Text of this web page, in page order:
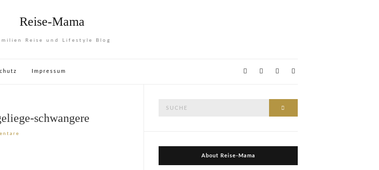
Reise-Mama
Reise und Lifestyle Blog
Impressum
schwangere
About Reise-Mama